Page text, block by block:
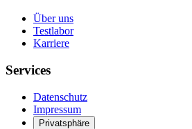
Über uns
Testlabor
Karriere
Services
Datenschutz
Impressum
Privatsphäre